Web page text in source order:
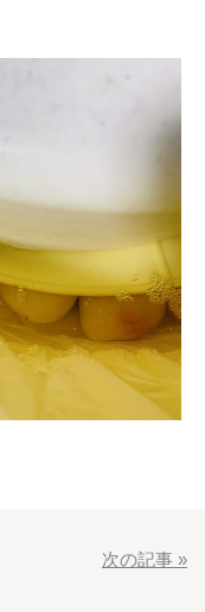
次の記事 »